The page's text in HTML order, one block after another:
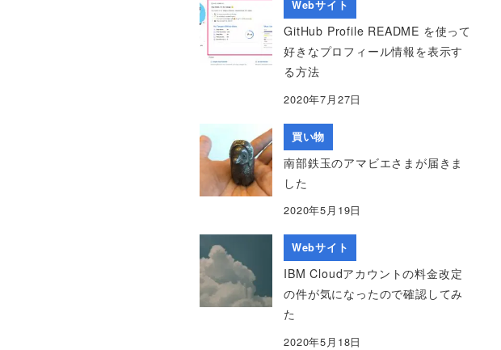
Webサイト
GitHub Profile README を使って
好きなプロフィール情報を表示す
る方法
2020年7月27日
買い物
南部鉄玉のアマビエさまが届きま
した
2020年5月19日
Webサイト
IBM Cloudアカウントの料金改定
の件が気になったので確認してみ
た
2020年5月18日